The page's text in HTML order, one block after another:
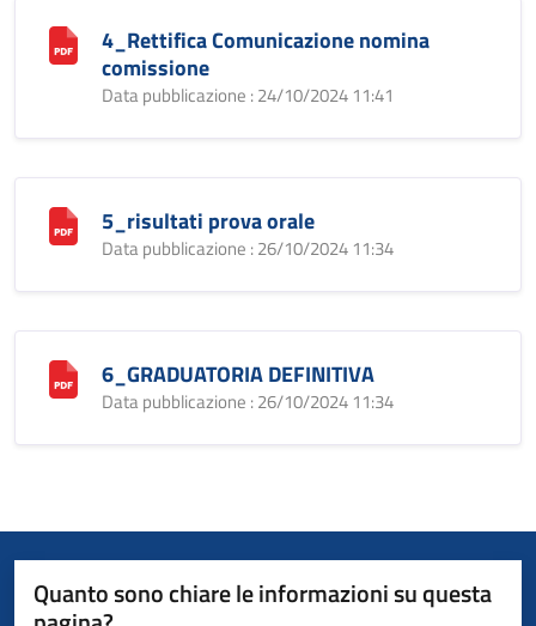
4_Rettifica Comunicazione nomina
comissione
Data pubblicazione : 24/10/2024 11:41
5_risultati prova orale
Data pubblicazione : 26/10/2024 11:34
6_GRADUATORIA DEFINITIVA
Data pubblicazione : 26/10/2024 11:34
Quanto sono chiare le informazioni su questa